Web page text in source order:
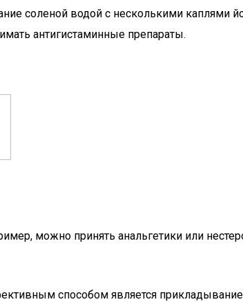
соленой водой с несколькими каплями
антигистаминные препараты.
можно принять анальгетики или
способом является